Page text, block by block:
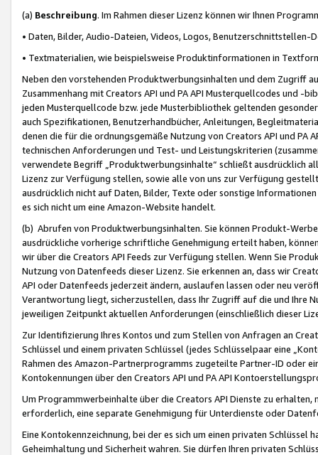
(a) Beschreibung. Im Rahmen dieser Lizenz können wir Ihnen
• Daten, Bilder, Audio-Dateien, Videos, Logos, Benutzerschnittstellen-
• Textmaterialien, wie beispielsweise Produktinformationen in
Neben den vorstehenden Produktwerbungsinhalten und dem Zugriff
Zusammenhang mit Creators API und PA API Musterquellcodes und
jeden Musterquellcode bzw. jede Musterbibliothek geltenden
auch Spezifikationen, Benutzerhandbücher, Anleitungen,
denen die für die ordnungsgemäße Nutzung von Creators API und PA
technischen Anforderungen und Test- und Leistungskriterien
verwendete Begriff „Produktwerbungsinhalte“ schließt ausdrücklich
Lizenz zur Verfügung stellen, sowie alle von uns zur Verfügung
ausdrücklich nicht auf Daten, Bilder, Texte oder sonstige
es sich nicht um eine Amazon-Website handelt.
(b) Abrufen von Produktwerbungsinhalten. Sie können Produkt-
ausdrückliche vorherige schriftliche Genehmigung erteilt haben,
wir über die Creators API Feeds zur Verfügung stellen. Wenn Sie
Nutzung von Datenfeeds dieser Lizenz. Sie erkennen an, dass wir
API oder Datenfeeds jederzeit ändern, auslaufen lassen oder neu
Verantwortung liegt, sicherzustellen, dass Ihr Zugriff auf die und Ihre
jeweiligen Zeitpunkt aktuellen Anforderungen (einschließlich dieser
Zur Identifizierung Ihres Kontos und zum Stellen von Anfragen an
Schlüssel und einem privaten Schlüssel (jedes Schlüsselpaar eine
Rahmen des Amazon-Partnerprogramms zugeteilte Partner-ID oder
Kontokennungen über den Creators API und PA API
Um Programmwerbeinhalte über die Creators API Dienste zu
erforderlich, eine separate Genehmigung für Unterdienste oder
Eine Kontokennzeichnung, bei der es sich um einen privaten
Geheimhaltung und Sicherheit wahren. Sie dürfen Ihren privaten